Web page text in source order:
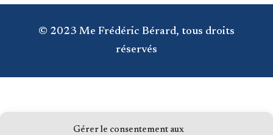
Gérer le consentement aux
© 2023 Me Frédéric Bérard, tous droits
réservés